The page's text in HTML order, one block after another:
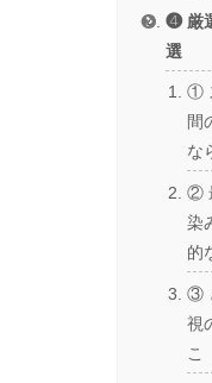
❹ 厳
選
①
間
な
②
染
的
③
視
こ